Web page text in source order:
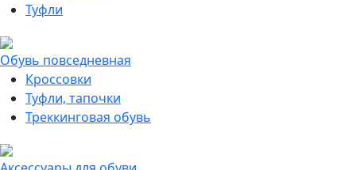
Туфли
Обувь повседневная
Кроссовки
Туфли, тапочки
Треккинговая обувь